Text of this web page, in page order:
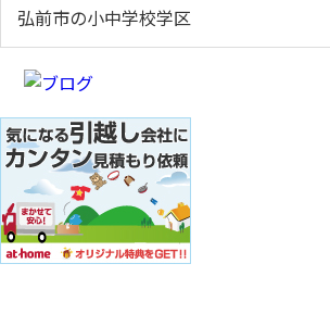
弘前市の小中学校学区